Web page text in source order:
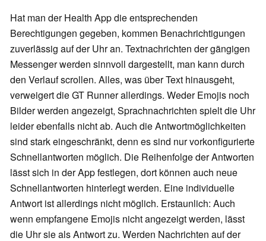
Hat man der Health App die entsprechenden
Berechtigungen gegeben, kommen Benachrichtigungen
zuverlässig auf der Uhr an. Textnachrichten der gängigen
Messenger werden sinnvoll dargestellt, man kann durch
den Verlauf scrollen. Alles, was über Text hinausgeht,
verweigert die GT Runner allerdings. Weder Emojis noch
Bilder werden angezeigt, Sprachnachrichten spielt die Uhr
leider ebenfalls nicht ab. Auch die Antwortmöglichkeiten
sind stark eingeschränkt, denn es sind nur vorkonfigurierte
Schnellantworten möglich. Die Reihenfolge der Antworten
lässt sich in der App festlegen, dort können auch neue
Schnellantworten hinterlegt werden. Eine individuelle
Antwort ist allerdings nicht möglich. Erstaunlich: Auch
wenn empfangene Emojis nicht angezeigt werden, lässt
die Uhr sie als Antwort zu. Werden Nachrichten auf der